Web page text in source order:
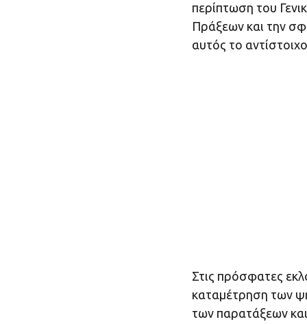
περίπτωση του
Πράξεων και την
αυτός το
Στις πρόσφατες
καταμέτρηση των
των παρατάξεων